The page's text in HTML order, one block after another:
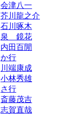
会津八一
芥川龍之介
石川啄木
泉 鏡花
内田百閒
か行
川端康成
小林秀雄
さ行
斎藤茂吉
志賀直哉